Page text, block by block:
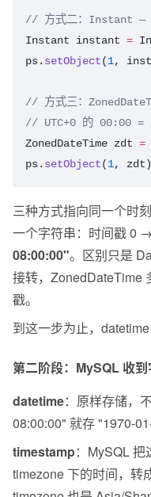
// 方式二：Instant —
Instant instant =
ps. setObject(1,
// 方式三：
// UTC+0 的 00:00 =
ZonedDateTime zdt =
ps. setObject(1,
三种方式指向同一个时
一个字符串：时间戳 0
08:00:00"。区别只是
接转，ZonedDateTime
戳。
到这一步为止，
第二阶段：MySQL 收
datetime：原样存储，
08:00:00" 就存 "1970-
timestamp：MySQL
timezone 下的时间，转